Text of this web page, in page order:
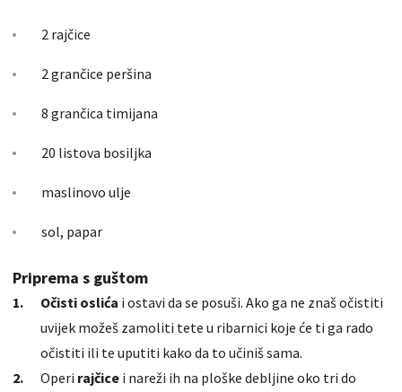
2 rajčice
2 grančice peršina
8 grančica timijana
20 listova bosiljka
maslinovo ulje
sol, papar
Priprema s guštom
Očisti oslića i ostavi da se posuši. Ako ga ne znaš očistiti
uvijek možeš zamoliti tete u ribarnici koje će ti ga rado
očistiti ili te uputiti kako da to učiniš sama.
Operi rajčice i nareži ih na ploške debljine oko tri do